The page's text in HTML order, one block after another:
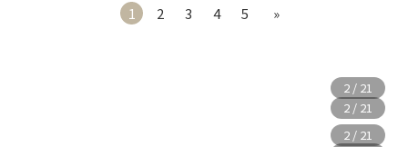
1 2 3 4 5 »